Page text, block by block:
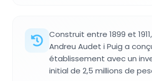
Construit entre 1899 et
Andreu Audet i Puig a
établissement avec un
initial de 2,5 millions de